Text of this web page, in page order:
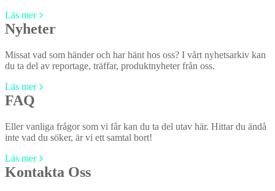
Läs mer
Nyheter
Missat vad som händer och har hänt hos oss? I vårt nyhetsarkiv kan
du ta del av reportage, träffar, produktnyheter från oss.
Läs mer
FAQ
Eller vanliga frågor som vi får kan du ta del utav här. Hittar du ändå
inte vad du söker, är vi ett samtal bort!
Läs mer
Kontakta Oss